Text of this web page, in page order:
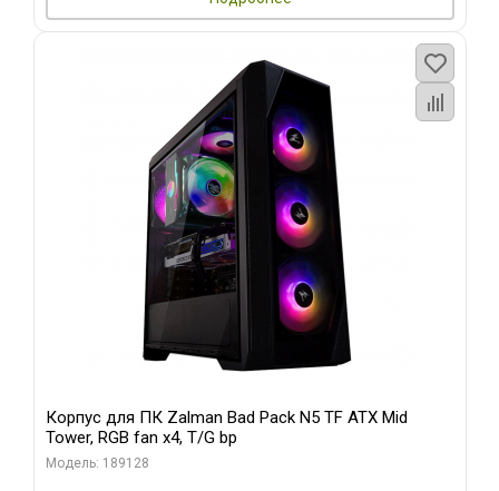
Корпус для ПК Zalman Bad Pack N5 TF ATX Mid
Tower, RGB fan x4, T/G bp
Модель: 189128